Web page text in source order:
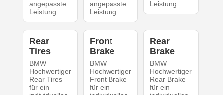
angepasste
Leistung.
angepasste
Leistung.
Leistung.
Rear
Tires
BMW
Hochwertiger
Rear Tires
für ein
Front
Brake
BMW
Hochwertiger
Front Brake
für ein
Rear
Brake
BMW
Hochwertiger
Rear Brake
für ein